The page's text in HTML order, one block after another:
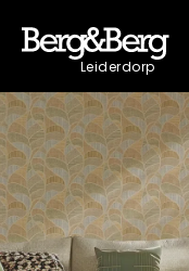
Leiderdorp